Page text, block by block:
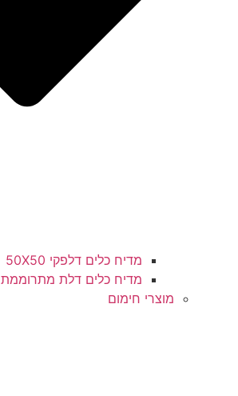
מדיח כלים דלפקי 50X50
מדיח כלים דלת מתרוממת 50X50
מוצרי חימום